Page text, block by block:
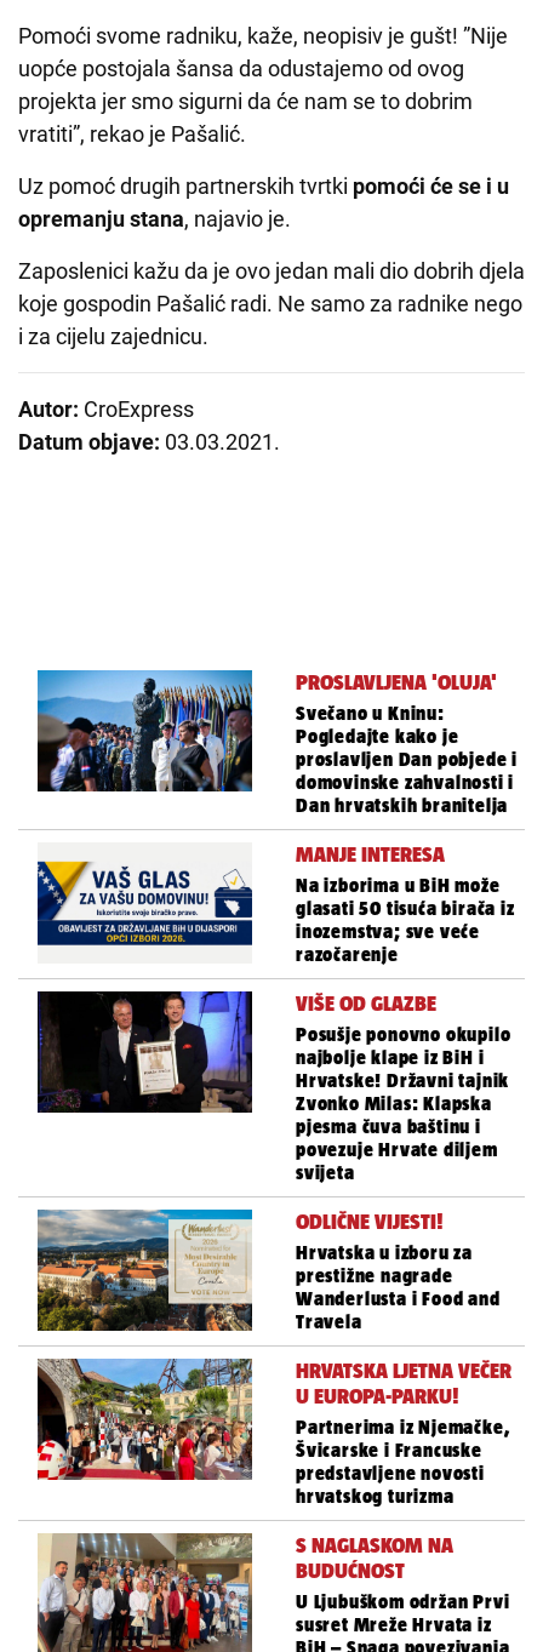
Pomoći svome radniku, kaže, neopisiv je gušt! ”Nije
uopće postojala šansa da odustajemo od ovog
projekta jer smo sigurni da će nam se to dobrim
vratiti”, rekao je Pašalić.
Uz pomoć drugih partnerskih tvrtki pomoći će se i u
opremanju stana, najavio je.
Zaposlenici kažu da je ovo jedan mali dio dobrih djela
koje gospodin Pašalić radi. Ne samo za radnike nego
i za cijelu zajednicu.
Autor: CroExpress
Datum objave: 03.03.2021.
PROSLAVLJENA 'OLUJA'
Svečano u Kninu:
Pogledajte kako je
proslavljen Dan pobjede i
domovinske zahvalnosti i
Dan hrvatskih branitelja
MANJE INTERESA
Na izborima u BiH može
glasati 50 tisuća birača iz
inozemstva; sve veće
razočarenje
VIŠE OD GLAZBE
Posušje ponovno okupilo
najbolje klape iz BiH i
Hrvatske! Državni tajnik
Zvonko Milas: Klapska
pjesma čuva baštinu i
povezuje Hrvate diljem
svijeta
ODLIČNE VIJESTI!
Hrvatska u izboru za
prestižne nagrade
Wanderlusta i Food and
Travela
HRVATSKA LJETNA VEČER
U EUROPA-PARKU!
Partnerima iz Njemačke,
Švicarske i Francuske
predstavljene novosti
hrvatskog turizma
S NAGLASKOM NA
BUDUĆNOST
U Ljubuškom održan Prvi
susret Mreže Hrvata iz